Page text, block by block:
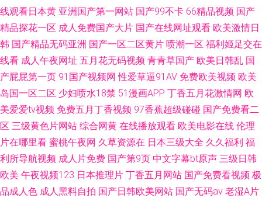
线观看日本黄 亚洲国产第一网站 国产99不卡 66精品视频 国产
精品探花一区 成人免费国产大片 国产在线网址观看 欧美激情日
韩 国产精品无码亚洲 国产一区二区黄片 喷潮一区 福利姬足交在
线看 成人午夜网址 五月花无码视频 青青草国产 欧美日韩乱 国
产屁屁第一页 91国产视频网 性爱草逼91AV 免费欧美视频 欧美
岛国一区二区 少妇喷水18禁 51漫画APP 丁香五月花激情网 欧
美爱爱tv视频 免费五月丁香视频 97香蕉超级碰碰 国产免费看二
区 三级黄色片网站 综合网黄 在线播放观看 欧美电影在线 伦理
片在哪里看 蜜桃午夜网 久草资源在 日本三级大全 久久福利 福
利所导航视频 成人片免费 国产第9页 中文字幕bt原声 三级日韩
欧美 午夜视频123 日本推理片 丁香五月网站 国产免费看视频 极
品成人色 成人黑料自拍 国产日韩欧美网站 国产无码av 老湿A片